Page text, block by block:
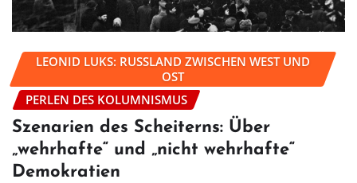
LEONID LUKS: RUSSLAND ZWISCHEN WEST UND
OST
PERLEN DES KOLUMNISMUS
Szenarien des Scheiterns: Über
„wehrhafte“ und „nicht wehrhafte“
Demokratien